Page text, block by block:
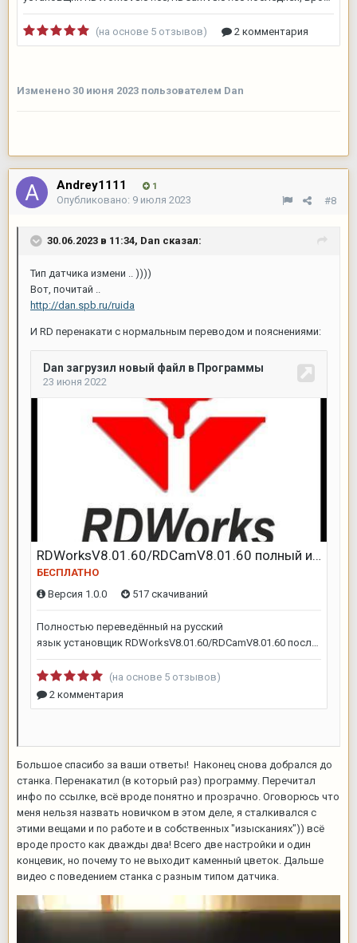
Изменено 30 июня 2023 пользователем Dan
Andrey1111 1
#8
Опубликовано: 9 июля 2023
30.06.2023 в 11:34, Dan сказал:
Тип датчика измени .. ))))
Вот, почитай ..
http://dan.spb.ru/ruida
И RD перенакати с нормальным переводом и пояснениями:
Большое спасибо за ваши ответы! Наконец снова добрался до
станка. Перенакатил (в который раз) программу. Перечитал
инфо по ссылке, всё вроде понятно и прозрачно. Оговорюсь что
меня нельзя назвать новичком в этом деле, я сталкивался с
этими вещами и по работе и в собственных "изысканиях")) всё
вроде просто как дважды два! Всего две настройки и один
концевик, но почему то не выходит каменный цветок. Дальше
видео с поведением станка с разным типом датчика.